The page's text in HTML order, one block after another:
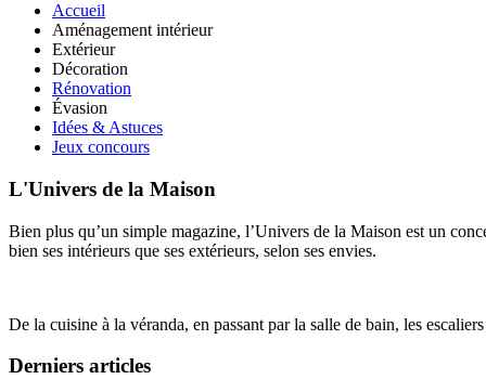
Accueil
Aménagement intérieur
Extérieur
Décoration
Rénovation
Évasion
Idées & Astuces
Jeux concours
L'Univers de la Maison
Bien plus qu’un simple magazine, l’Univers de la Maison est un
bien ses intérieurs que ses extérieurs, selon ses envies.
De la cuisine à la véranda, en passant par la salle de bain, les
Derniers articles